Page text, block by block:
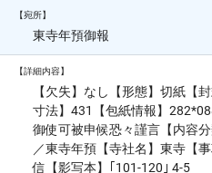
【宛所】
東寺年預御報
【詳細内容】
【欠失】なし【形態】切紙【
寸法】431【包紙情報】
御使可被申候恐々謹言【内容
／東寺年預【寺社名】東寺【
信【影写本】｢101-120｣ 4-5